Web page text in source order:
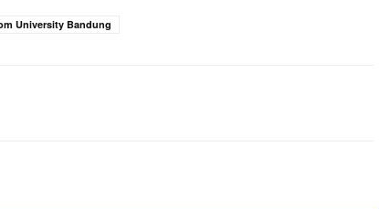
University Bandung